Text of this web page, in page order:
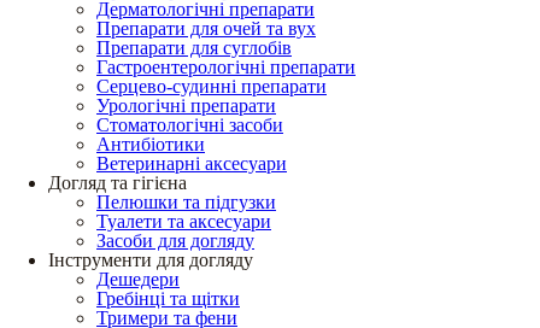
Дерматологічні препарати
Препарати для очей та вух
Препарати для суглобів
Гастроентерологічні препарати
Серцево-судинні препарати
Урологічні препарати
Стоматологічні засоби
Антибіотики
Ветеринарні аксесуари
Догляд та гігієна
Пелюшки та підгузки
Туалети та аксесуари
Засоби для догляду
Інструменти для догляду
Дешедери
Гребінці та щітки
Тримери та фени